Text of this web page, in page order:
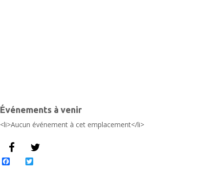
Événements à venir
<li>Aucun événement à cet emplacement</li>
Facebook